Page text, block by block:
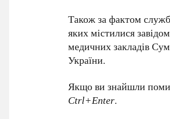
Також за фактом
яких містилися
медичних закладів
України.
Якщо ви знайшли
Ctrl+Enter.